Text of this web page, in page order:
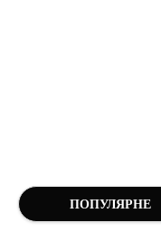
ПОПУЛЯРНЕ